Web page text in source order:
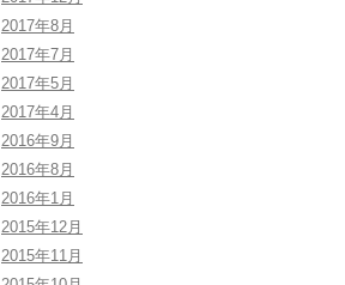
2017年8月
2017年7月
2017年5月
2017年4月
2016年9月
2016年8月
2016年1月
2015年12月
2015年11月